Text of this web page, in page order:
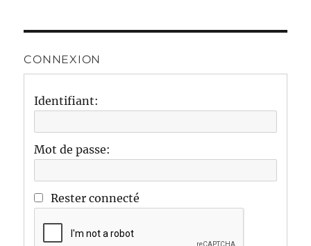
CONNEXION
Identifiant:
Mot de passe:
Rester connecté